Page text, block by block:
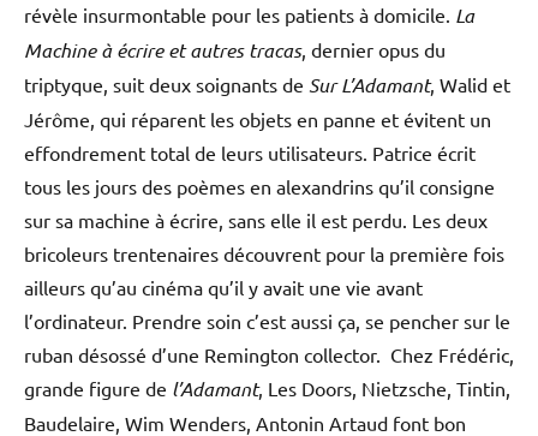
révèle insurmontable pour les patients à domicile. La
Machine à écrire et autres tracas, dernier opus du
triptyque, suit deux soignants de Sur L’Adamant, Walid et
Jérôme, qui réparent les objets en panne et évitent un
effondrement total de leurs utilisateurs. Patrice écrit
tous les jours des poèmes en alexandrins qu’il consigne
sur sa machine à écrire, sans elle il est perdu. Les deux
bricoleurs trentenaires découvrent pour la première fois
ailleurs qu’au cinéma qu’il y avait une vie avant
l’ordinateur. Prendre soin c’est aussi ça, se pencher sur le
ruban désossé d’une Remington collector. Chez Frédéric,
grande figure de l’Adamant, Les Doors, Nietzsche, Tintin,
Baudelaire, Wim Wenders, Antonin Artaud font bon